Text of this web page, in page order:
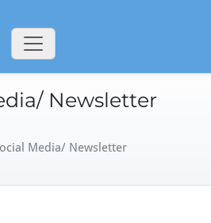
Newsletter
Media/ Newsletter